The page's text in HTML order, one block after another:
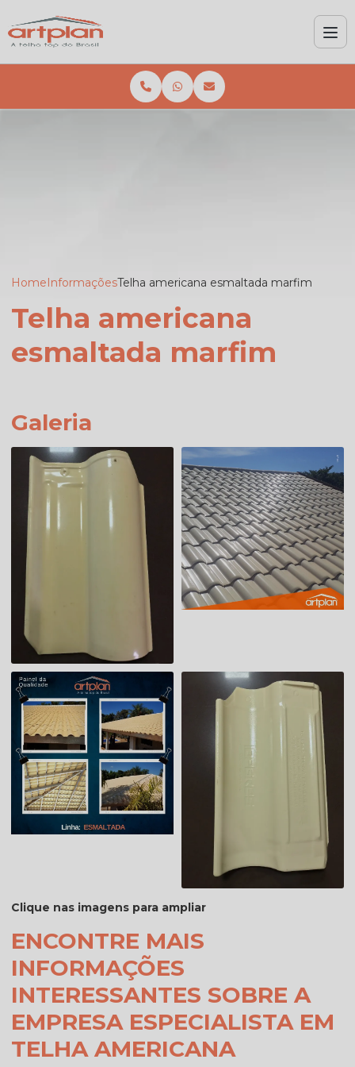
HomeInformaçõesTelha americana esmaltada marfim
Telha americana
esmaltada marfim
Galeria
Clique nas imagens para ampliar
ENCONTRE MAIS
INFORMAÇÕES
INTERESSANTES SOBRE A
EMPRESA ESPECIALISTA EM
TELHA AMERICANA